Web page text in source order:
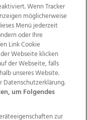
Kontakt
Jobs
Anzeigekunden
Politische Werbung
Wenn Tracker
möglicherweise
Menü jederzeit
oder Ihre
Link Cookie
Webseite klicken
der Webseite, falls
unseres Website.
um Folgendes
zur